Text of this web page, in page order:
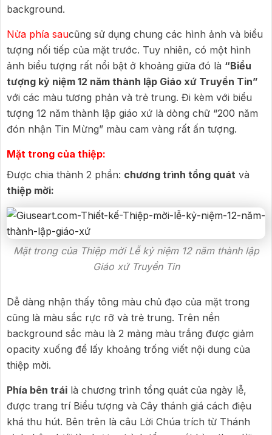
background.
Nửa phía saucũng sử dụng chung các hình ảnh và biểu
tượng nối tiếp của mặt trước. Tuy nhiên, có một hình
ảnh biểu tượng rất nổi bật ở khoảng giữa đó là “Biểu
tượng kỷ niệm 12 năm thành lập Giáo xứ Truyền Tin”
với các màu tương phản và trẻ trung. Đi kèm với biểu
tượng 12 năm thành lập giáo xứ là dòng chữ “200 năm
đón nhận Tin Mừng” màu cam vàng rất ấn tượng.
Mặt trong của thiệp:
Được chia thành 2 phần: chương trình tổng quát và
thiệp mời:
Mặt trong của Thiệp mời Lễ kỷ niệm 12 năm thành lập
Giáo xứ Truyền Tin
Dễ dàng nhận thấy tông màu chủ đạo của mặt trong
cũng là màu sắc rực rỡ và trẻ trung. Trên nền
background sắc màu là 2 mảng màu trắng được giảm
opacity xuống để lấy khoảng trống viết nội dung của
thiệp mời.
Phía bên trái là chương trình tổng quát của ngày lễ,
được trang trí Biểu tượng và Cây thánh giá cách điệu
khá thu hút. Bên trên là câu Lời Chúa trích từ Thánh